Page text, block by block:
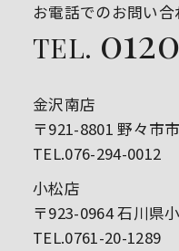
お電話でのお問い合
TEL.
金沢南店
〒921-8801 野々市
TEL.076-294-0012
小松店
〒923-0964 石川県
TEL.0761-20-1289